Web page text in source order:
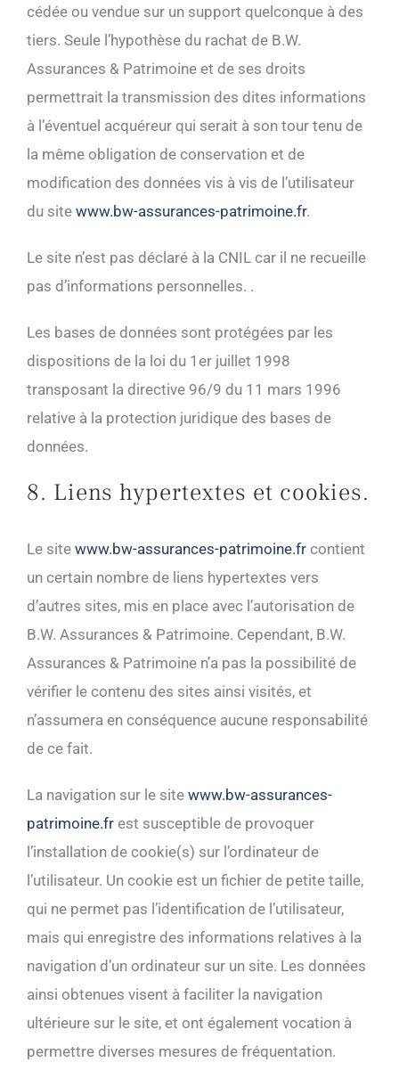
cédée ou vendue sur un support quelconque à des
tiers. Seule l’hypothèse du rachat de B.W.
Assurances & Patrimoine et de ses droits
permettrait la transmission des dites informations
à l’éventuel acquéreur qui serait à son tour tenu de
la même obligation de conservation et de
modification des données vis à vis de l’utilisateur
du site www.bw-assurances-patrimoine.fr.
Le site n’est pas déclaré à la CNIL car il ne recueille
pas d’informations personnelles. .
Les bases de données sont protégées par les
dispositions de la loi du 1er juillet 1998
transposant la directive 96/9 du 11 mars 1996
relative à la protection juridique des bases de
données.
8. Liens hypertextes et cookies.
Le site www.bw-assurances-patrimoine.fr contient
un certain nombre de liens hypertextes vers
d’autres sites, mis en place avec l’autorisation de
B.W. Assurances & Patrimoine. Cependant, B.W.
Assurances & Patrimoine n’a pas la possibilité de
vérifier le contenu des sites ainsi visités, et
n’assumera en conséquence aucune responsabilité
de ce fait.
La navigation sur le site www.bw-assurances-
patrimoine.fr est susceptible de provoquer
l’installation de cookie(s) sur l’ordinateur de
l’utilisateur. Un cookie est un fichier de petite taille,
qui ne permet pas l’identification de l’utilisateur,
mais qui enregistre des informations relatives à la
navigation d’un ordinateur sur un site. Les données
ainsi obtenues visent à faciliter la navigation
ultérieure sur le site, et ont également vocation à
permettre diverses mesures de fréquentation.